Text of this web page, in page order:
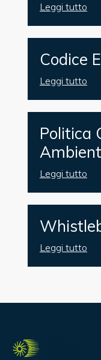
Leggi tutto
Codice
Leggi tutto
Politica
Leggi tutto
Leggi tutto